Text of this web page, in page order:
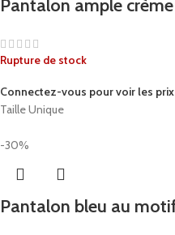
Pantalon ample
Rupture de stock
Connectez-vous pour voir les prix
Taille Unique
-30%
Pantalon bleu au